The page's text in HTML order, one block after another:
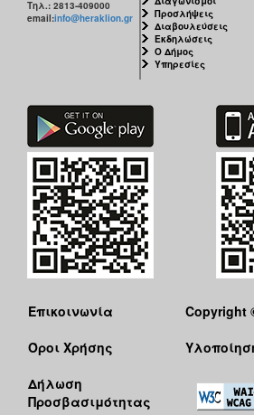
Τηλ.: 2813-409000
email:info@heraklion.gr
Προσλήψεις
Διαβουλεύσεις
Εκδηλώσεις
Ο Δήμος
Υπηρεσίες
Επικοινωνία
Όροι Χρήσης
Δήλωση
Προσβασιμότητας
Copyright